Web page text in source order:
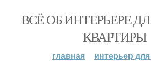
ВСЁ ОБ ИНТЕРЬЕРЕ
КВАРТИРЫ
главная
интерьер